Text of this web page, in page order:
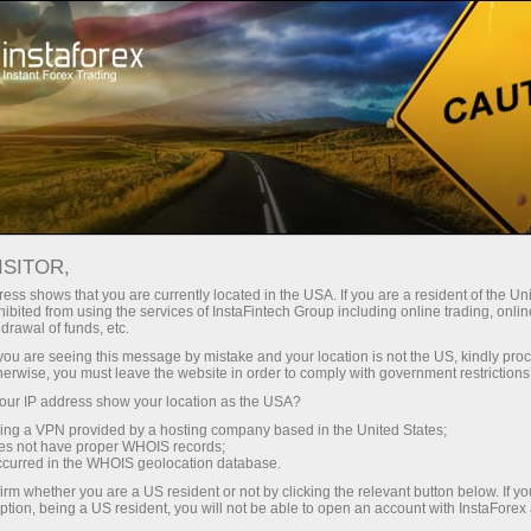
Трейдерам Форекс аналітика
Форекс ТВ
ІнстаФорекс ТВ Події
ІнстаФорекс ТВ Події
События — это актуальные репортажи о
жизни за пределами торгового терминала.
shows that you are currently located in the USA. If you are a resident of the
from using the services of InstaFintech Group including online trading,
of funds, etc.
are seeing this message by mistake and your location is not the US, kindly
you must leave the website in order to comply with government
IP address show your location as the USA?
a VPN provided by a hosting company based in the United States;
not have proper WHOIS records;
in the WHOIS geolocation database.
whether you are a US resident or not by clicking the relevant button below. If
being a US resident, you will not be able to open an account with InstaForex